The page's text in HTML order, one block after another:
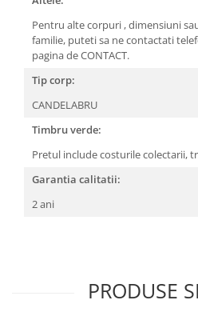
Pentru alte corpuri , dimensiuni
familie, puteti sa ne contactati
pagina de CONTACT.
Tip corp:
CANDELABRU
Timbru verde:
Pretul include costurile colectarii,
Garantia calitatii:
2 ani
PRODUSE